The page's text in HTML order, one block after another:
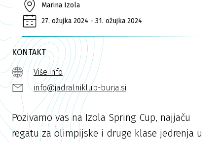
Marina Izola
27. ožujka 2024 - 31. ožujka 2024
KONTAKT
Više info
info@jadralniklub-burja.si
Pozivamo vas na Izola Spring Cup, najjaču
regatu za olimpijske i druge klase jedrenja u